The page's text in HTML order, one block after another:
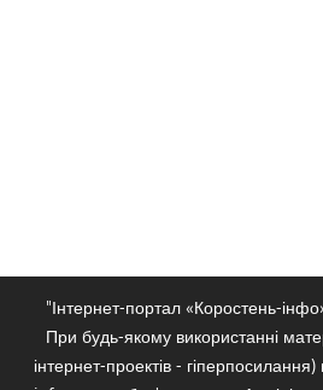
"Інтернет-портал «Коростень-
При будь-якому використанні
інтернет-проектів -